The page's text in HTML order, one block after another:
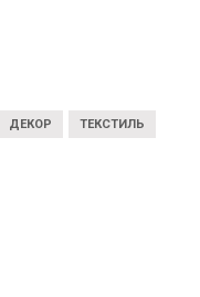
ДЕКОР ТЕКСТИЛЬ